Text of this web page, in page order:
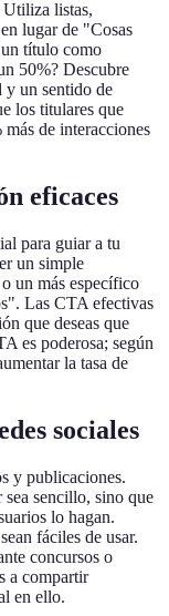
listas,
lugar de "Cosas
título como
50%? Descubre
y un sentido de
los titulares que
de interacciones
eficaces
para guiar a tu
un simple
un más específico
Las CTA efectivas
que deseas que
es poderosa; según
la tasa de
sociales
y publicaciones.
sencillo, sino que
lo hagan.
fáciles de usar.
concursos o
a compartir
en ello.